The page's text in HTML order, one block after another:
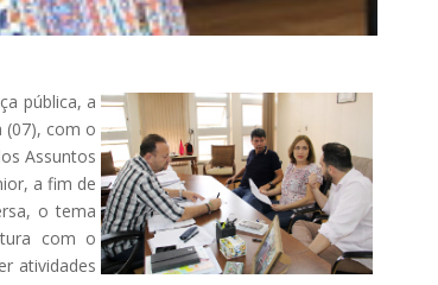
pública, a
(07), com o
Assuntos
a fim de
o tema
com o
atividades